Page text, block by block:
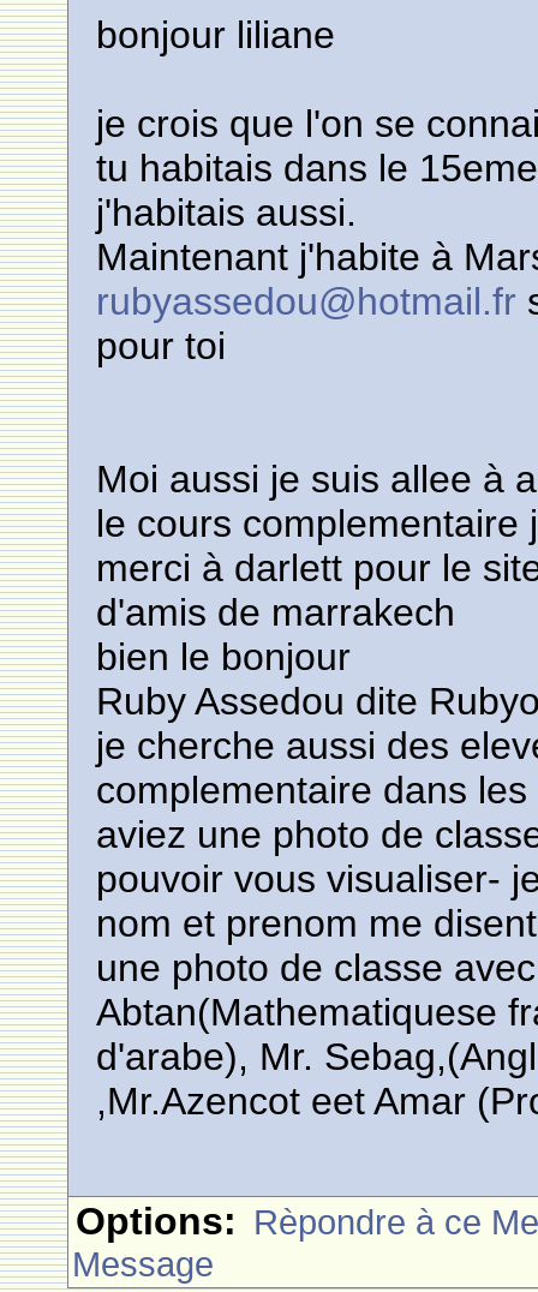
bonjour liliane
je crois que l'on se
tu habitais dans le
j'habitais aussi.
Maintenant j'habite à
rubyassedou@hotmail.fr
pour toi
Moi aussi je suis allee à
le cours
merci à darlett pour le
d'amis de marrakech
bien le bonjour
Ruby Assedou dite
je cherche aussi des
complementaire dans
aviez une photo de
pouvoir vous visualiser-
nom et prenom me
une photo de classe
Abtan(Mathematiquese
d'arabe), Mr.
,Mr.Azencot eet Amar
Options: Rèpondre à ce
Message